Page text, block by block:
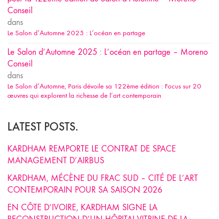
Conseil
dans
Le Salon d’Automne 2025 : L’océan en partage
Le Salon d’Automne 2025 : L’océan en partage – Moreno
Conseil
dans
Le Salon d’Automne, Paris dévoile sa 122ème édition : Focus sur 20
œuvres qui explorent la richesse de l’art contemporain
LATEST POSTS.
KARDHAM REMPORTE LE CONTRAT DE SPACE
MANAGEMENT D’AIRBUS
KARDHAM, MÉCÈNE DU FRAC SUD – CITÉ DE L’ART
CONTEMPORAIN POUR SA SAISON 2026
EN CÔTE D’IVOIRE, KARDHAM SIGNE LA